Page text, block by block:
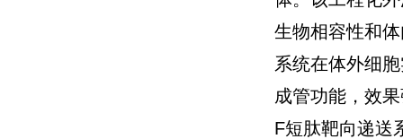
生物相容性和
系统在体外细
成管功能，效
F短肽靶向递送